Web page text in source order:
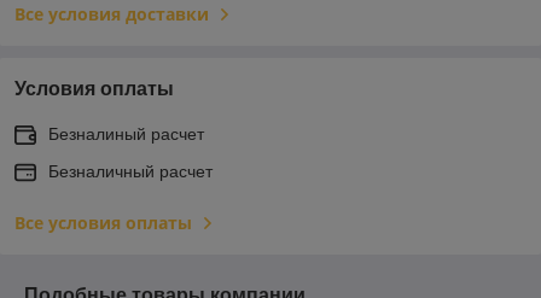
Все условия доставки
Условия оплаты
Безналиный расчет
Безналичный расчет
Все условия оплаты